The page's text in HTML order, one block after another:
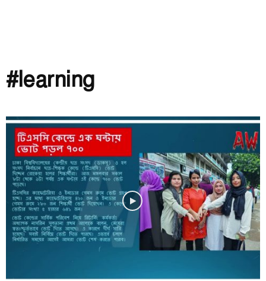
#learning